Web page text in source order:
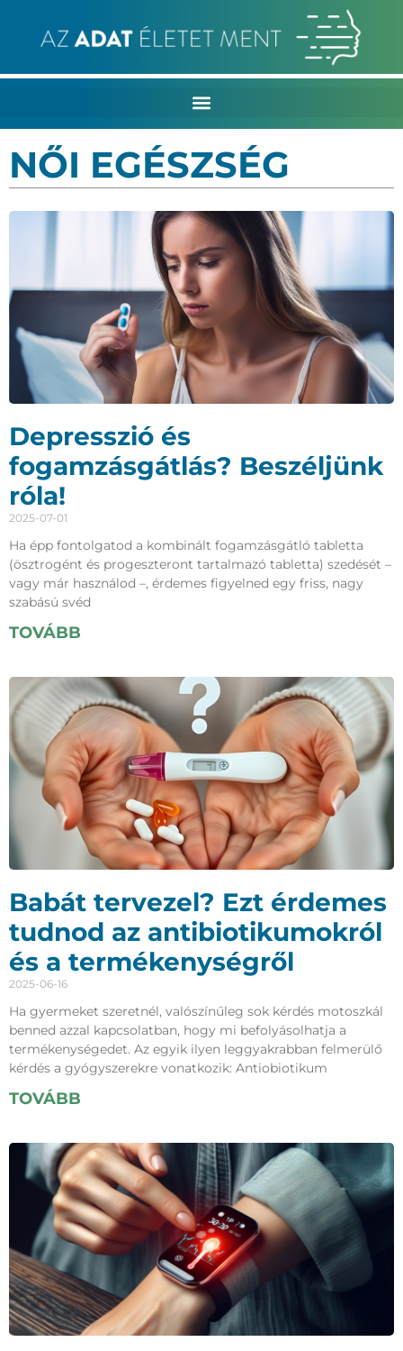
NŐI EGÉSZSÉG
Depresszió és
fogamzásgátlás? Beszéljünk
róla!
2025-07-01
Ha épp fontolgatod a kombinált fogamzásgátló tabletta
(ösztrogént és progeszteront tartalmazó tabletta) szedését –
vagy már használod –, érdemes figyelned egy friss, nagy
szabású svéd
TOVÁBB
Babát tervezel? Ezt érdemes
tudnod az antibiotikumokról
és a termékenységről
2025-06-16
Ha gyermeket szeretnél, valószínűleg sok kérdés motoszkál
benned azzal kapcsolatban, hogy mi befolyásolhatja a
termékenységedet. Az egyik ilyen leggyakrabban felmerülő
kérdés a gyógyszerekre vonatkozik: Antiobiotikum
TOVÁBB